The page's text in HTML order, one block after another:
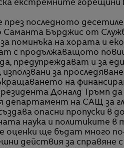
екстремните горещини
през последното
Саманта Бърджис от
за поминъка на хората и
с продължаващото
предупреждават и за
за
на
Доналд Тръмп
департамент на САЩ за
опасни пропуски в
наука и политиките в
оценки ще бъдат много
действия за справяне